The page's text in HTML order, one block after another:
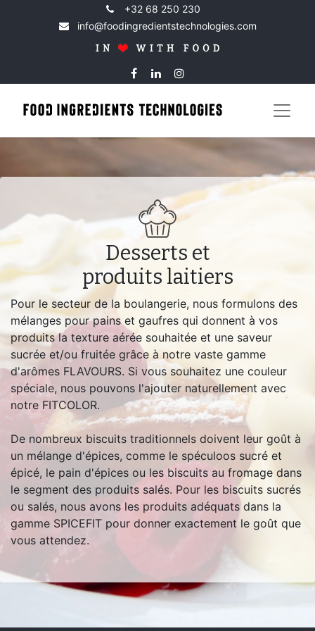
+32 68 250 230
info@foodingredientstechnologies.com
Desserts et
produits laitiers
Pour le secteur de la boulangerie, nous formulons des
mélanges pour pains et gaufres qui donnent à vos
produits la texture aérée souhaitée et une saveur
sucrée et/ou fruitée grâce à notre vaste gamme
d'arômes FLAVOURS. Si vous souhaitez une couleur
spéciale, nous pouvons l'ajouter naturellement avec
notre FITCOLOR.
De nombreux biscuits traditionnels doivent leur goût à
un mélange d'épices, comme le spéculoos sucré et
épicé, le pain d'épices ou les biscuits au fromage dans
le segment des produits salés. Pour les biscuits sucrés
ou salés, nous avons les produits adéquats dans la
gamme SPICEFIT pour donner exactement le goût que
vous attendez.